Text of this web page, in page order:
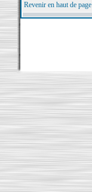
Revenir en haut de page